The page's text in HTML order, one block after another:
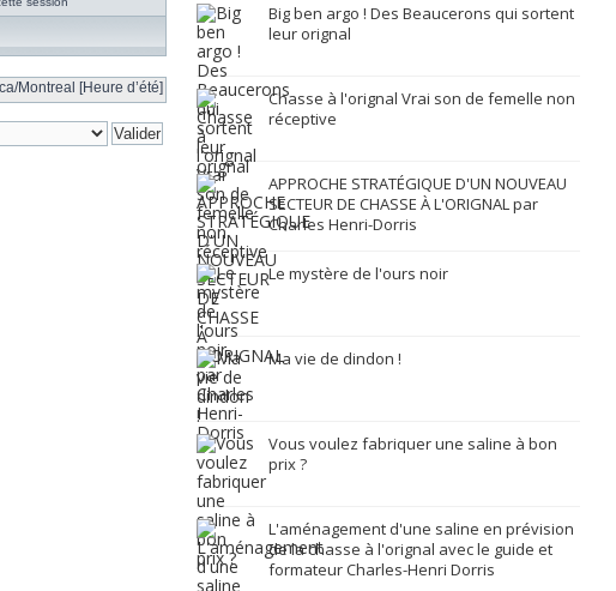
Montreal [Heure d’été]
Big ben argo ! Des Beaucerons qui sortent
leur orignal
Chasse à l'orignal Vrai son de femelle non
réceptive
APPROCHE STRATÉGIQUE D'UN NOUVEAU
SECTEUR DE CHASSE À L'ORIGNAL par
Charles Henri-Dorris
Le mystère de l'ours noir
Ma vie de dindon !
Vous voulez fabriquer une saline à bon
prix ?
L'aménagement d'une saline en prévision
de la chasse à l'orignal avec le guide et
formateur Charles-Henri Dorris